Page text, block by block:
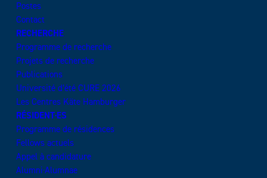
Postes
Contact
RECHERCHE
Programme de recherche
Projets de recherche
Publications
Université d’été CURE 2026
Les Centres Käte Hamburger
RÉSIDENT·ES
Programme de résidences
Fellows actuels
Appel à candidature
Alumni·Alumnae